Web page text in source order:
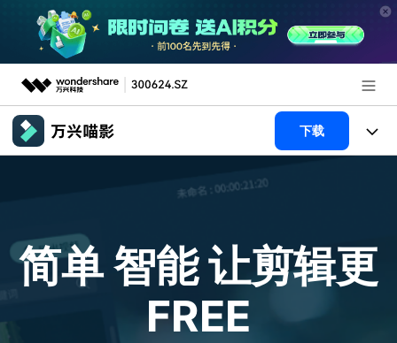
推荐产品
关于万兴
下载
产品功能
视频/照片
解决方案
简单 智能让剪辑更
FREE